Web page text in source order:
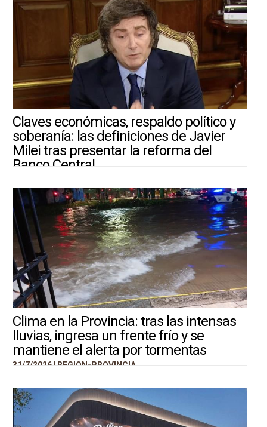
Claves económicas, respaldo político y
soberanía: las definiciones de Javier
Milei tras presentar la reforma del
Banco Central
Clima en la Provincia: tras las intensas
lluvias, ingresa un frente frío y se
mantiene el alerta por tormentas
31/7/2026 | REGION-PROVINCIA